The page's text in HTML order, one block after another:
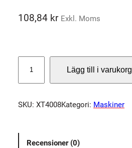
108,84 kr Exkl. Moms
s
å
d
Lägg till i varukorg
SKU: XT4008Kategori: Maskiner
Recensioner (0)